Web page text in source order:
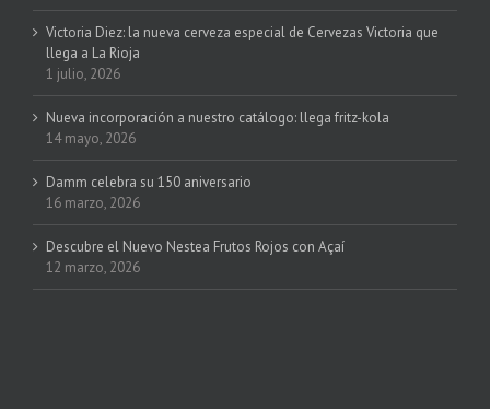
Victoria Diez: la nueva cerveza especial de Cervezas Victoria que
llega a La Rioja
1 julio, 2026
Nueva incorporación a nuestro catálogo: llega fritz-kola
14 mayo, 2026
Damm celebra su 150 aniversario
16 marzo, 2026
Descubre el Nuevo Nestea Frutos Rojos con Açaí
12 marzo, 2026